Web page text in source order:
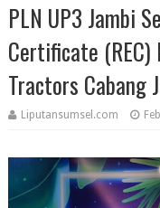
PLN UP3 Jambi
Certificate (REC)
Tractors Cabang
Liputansumsel.com